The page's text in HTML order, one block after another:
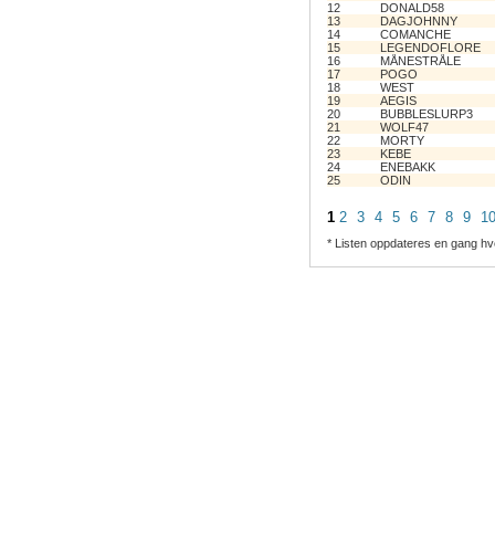
12
DONALD58
13
DAGJOHNNY
14
COMANCHE
15
LEGENDOFLORE
16
MÅNESTRÅLE
17
POGO
18
WEST
19
AEGIS
20
BUBBLESLURP3
21
WOLF47
22
MORTY
23
KEBE
24
ENEBAKK
25
ODIN
1 2 3 4 5 6 7 8 9 10
* Listen oppdateres en gang